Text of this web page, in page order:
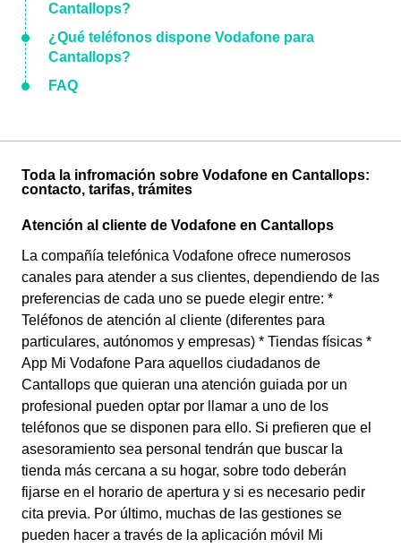
Cantallops?
¿Qué teléfonos dispone Vodafone para
Cantallops?
FAQ
Toda la infromación sobre Vodafone en Cantallops:
contacto, tarifas, trámites
Atención al cliente de Vodafone en Cantallops
La compañía telefónica Vodafone ofrece numerosos
canales para atender a sus clientes, dependiendo de las
preferencias de cada uno se puede elegir entre: *
Teléfonos de atención al cliente (diferentes para
particulares, autónomos y empresas) * Tiendas físicas *
App Mi Vodafone Para aquellos ciudadanos de
Cantallops que quieran una atención guiada por un
profesional pueden optar por llamar a uno de los
teléfonos que se disponen para ello. Si prefieren que el
asesoramiento sea personal tendrán que buscar la
tienda más cercana a su hogar, sobre todo deberán
fijarse en el horario de apertura y si es necesario pedir
cita previa. Por último, muchas de las gestiones se
pueden hacer a través de la aplicación móvil Mi